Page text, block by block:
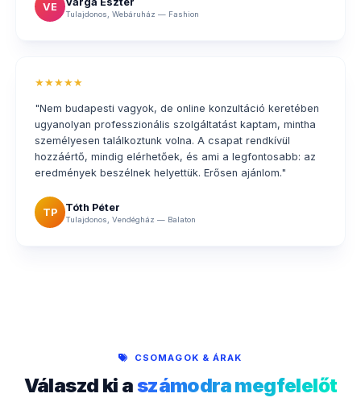
VE
Tulajdonos, Webáruház — Fashion
★★★★★
"Nem budapesti vagyok, de online konzultáció keretében
ugyanolyan professzionális szolgáltatást kaptam, mintha
személyesen találkoztunk volna. A csapat rendkívül
hozzáértő, mindig elérhetőek, és ami a legfontosabb: az
eredmények beszélnek helyettük. Erősen ajánlom."
TP Tóth Péter
Tulajdonos, Vendégház — Balaton
CSOMAGOK & ÁRAK
Válaszd ki a számodra megfelelőt